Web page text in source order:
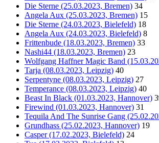
Die Sterne (25.03.2023, Bremen) 34
Angela Aux (25.03.2023, Bremen) 15
Die Sterne (24.03.2023, Bielefeld) 18
Angela Aux (24.03.2023, Bielefeld) 8
Frittenbude (18.03.2023, Bremen) 33
Nashi44 (18.03.2023, Bremen) 23
Wolfgang Haffner Magic Band
Tarja (08.03.2023, Leipzig) 40
Serpentyne (08.03.2023, Leipzig) 27
Temperance (08.03.2023, Leipzig) 40
Beast In Black (01.03.2023, Hannover)
Firewind (01.03.2023, Hannover) 31
Tequila And The Sunrise Gang
Grundhass (25.02.2023, Hannover) 19
Casper (17.02.2023, Bielefeld) 24